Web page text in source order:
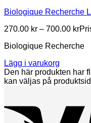
Biologique Recherche
270.00 kr – 700.00 kr
Biologique Recherche
Lägg i varukorg
Den här produkten har
kan väljas på